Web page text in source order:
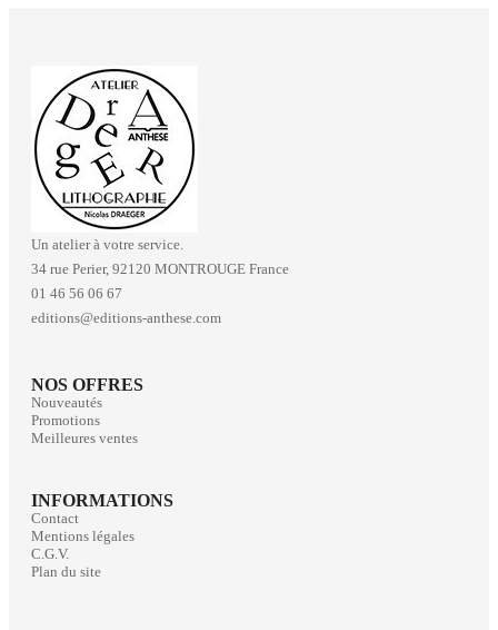
Un atelier à votre service.
34 rue Perier, 92120 MONTROUGE France
01 46 56 06 67
editions@editions-anthese.com
NOS OFFRES
Nouveautés
Promotions
Meilleures ventes
INFORMATIONS
Contact
Mentions légales
C.G.V.
Plan du site